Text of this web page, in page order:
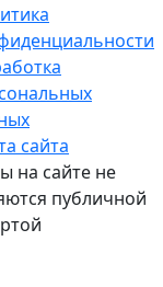
сайта
на сайте не
публичной